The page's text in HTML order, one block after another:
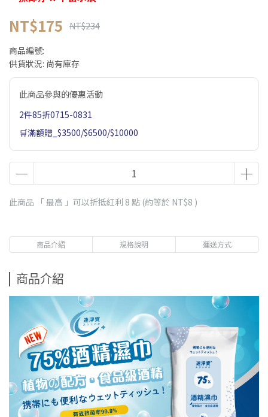
NT$175 NT$234
商品編號:
供貨狀況: 尚有庫存
此商品參與的優惠活動
2件85折0715-0831
🛒滿額贈_$3500/$6500/$10000
此商品 「 最高 」可以折抵紅利 8 點 (約等於 NT$8 )
商品介紹 規格說明 運送方式
商品介紹